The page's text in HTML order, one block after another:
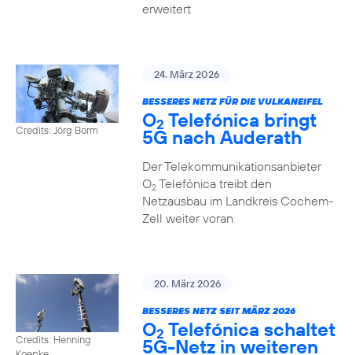
erweitert
Credits: Jörg Borm
24. März 2026
BESSERES NETZ FÜR DIE VULKANEIFEL
O2 Telefónica bringt
5G nach Auderath
Der Telekommunikationsanbieter
O2Telefónica treibt den
Netzausbau im Landkreis Cochem-
Zell weiter voran
Credits: Henning
20. März 2026
BESSERES NETZ SEIT MÄRZ 2026
O2 Telefónica schaltet
5G-Netz in weiteren